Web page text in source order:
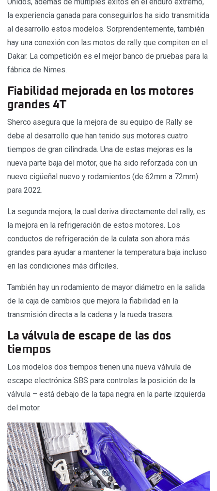
la experiencia ganada para conseguirlos ha sido transmitida
al desarrollo estos modelos. Sorprendentemente, también
hay una conexión con las motos de rally que compiten en el
Dakar. La competición es el mejor banco de pruebas para la
fábrica de Nimes.
Fiabilidad mejorada en los motores
grandes 4T
Sherco asegura que la mejora de su equipo de Rally se
debe al desarrollo que han tenido sus motores cuatro
tiempos de gran cilindrada. Una de estas mejoras es la
nueva parte baja del motor, que ha sido reforzada con un
nuevo cigüeñal nuevo y rodamientos (de 62mm a 72mm)
para 2022.
La segunda mejora, la cual deriva directamente del rally, es
la mejora en la refrigeración de estos motores. Los
conductos de refrigeración de la culata son ahora más
grandes para ayudar a mantener la temperatura baja incluso
en las condiciones más difíciles.
También hay un rodamiento de mayor diámetro en la salida
de la caja de cambios que mejora la fiabilidad en la
transmisión directa a la cadena y la rueda trasera.
La válvula de escape de las dos
tiempos
Los modelos dos tiempos tienen una nueva válvula de
escape electrónica SBS para controlas la posición de la
válvula – está debajo de la tapa negra en la parte izquierda
del motor.